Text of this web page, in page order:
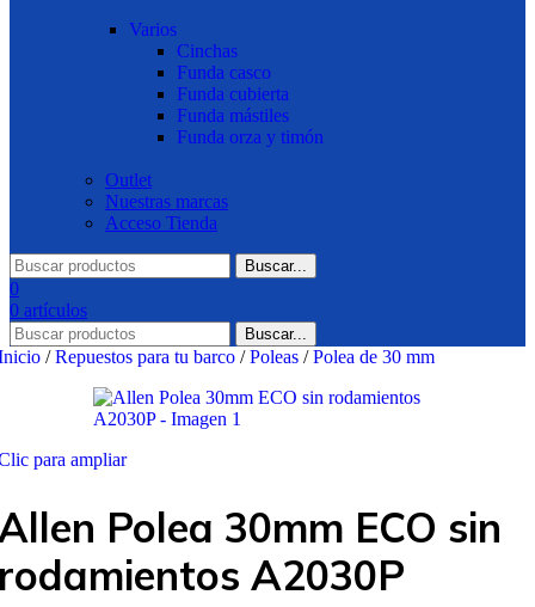
Varios
Cinchas
Funda casco
Funda cubierta
Funda mástiles
Funda orza y timón
Outlet
Nuestras marcas
Acceso Tienda
Buscar...
0
0 artículos
Buscar...
/ Repuestos para tu barco / Poleas / Polea de 30 mm
para ampliar
Polea 30mm ECO sin
A2030P